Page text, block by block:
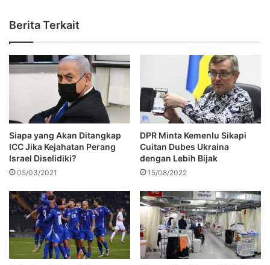
Berita Terkait
Siapa yang Akan Ditangkap
ICC Jika Kejahatan Perang
Israel Diselidiki?
05/03/2021
DPR Minta Kemenlu Sikapi
Cuitan Dubes Ukraina
dengan Lebih Bijak
15/08/2022